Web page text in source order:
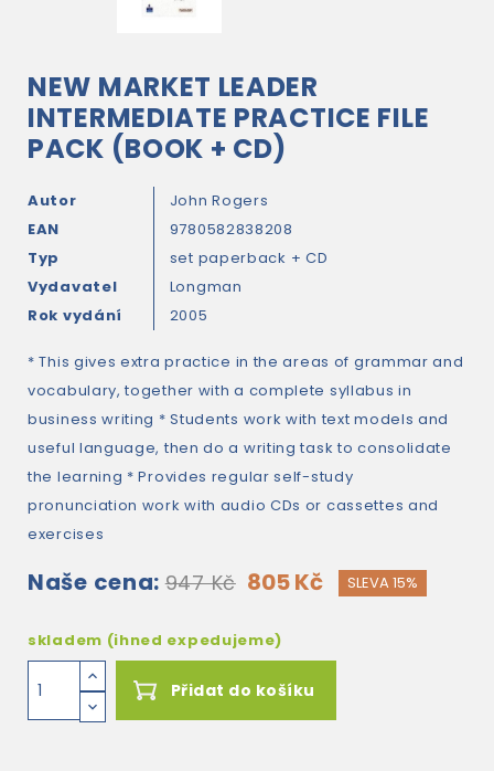
NEW MARKET LEADER
INTERMEDIATE PRACTICE FILE
PACK (BOOK + CD)
Autor
John Rogers
EAN
9780582838208
Typ
set paperback + CD
Vydavatel
Longman
Rok vydání
2005
* This gives extra practice in the areas of grammar and
vocabulary, together with a complete syllabus in
business writing * Students work with text models and
useful language, then do a writing task to consolidate
the learning * Provides regular self-study
pronunciation work with audio CDs or cassettes and
exercises
Naše cena: 947 Kč 805 Kč SLEVA 15%
skladem (ihned expedujeme)
Přidat do košíku